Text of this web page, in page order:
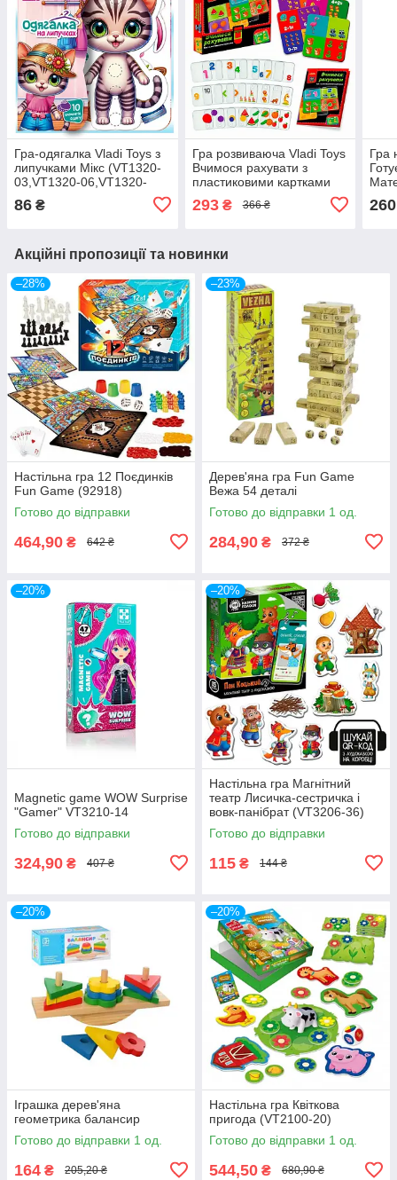
Гра-одягалка Vladi Toys з
липучками Мікс (VT1320-
03,VT1320-06,VT1320-
01,VT1320-02,VT1320-5)
86 ₴
Гра розвиваюча Vladi Toys
Вчимося рахувати з
пластиковими картками
293₴ 366 ₴
Гра
Акційні пропозиції та новинки
–28%
Настільна гра 12 Поєдинків
Fun Game (92918)
Готово до відправки
464,90 ₴ 642 ₴
–23%
Дерев'яна гра Fun Game
Вежа 54 деталі
Готово до відправки 1 од.
284,90 ₴ 372 ₴
–20%
Magnetic game WOW Surprise
"Gamer" VT3210-14
Готово до відправки
324,90 ₴ 407 ₴
–20%
Настільна гра Магнітний
театр Лисичка-сестричка і
вовк-панібрат (VT3206-36)
Готово до відправки
115 ₴ 144 ₴
–20%
Іграшка дерев'яна
геометрика балансир
Готово до відправки 1 од.
164 ₴ 205,20 ₴
–20%
Настільна гра Квіткова
пригода (VT2100-20)
Готово до відправки 1 од.
544,50 ₴ 680,90 ₴